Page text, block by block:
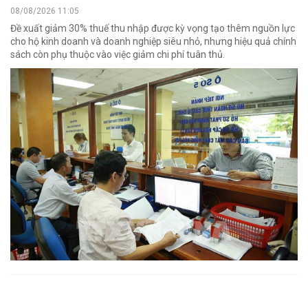
08/08/2026 11:05
Đề xuất giảm 30% thuế thu nhập được kỳ vọng tạo thêm nguồn lực
cho hộ kinh doanh và doanh nghiệp siêu nhỏ, nhưng hiệu quả chính
sách còn phụ thuộc vào việc giảm chi phí tuân thủ.